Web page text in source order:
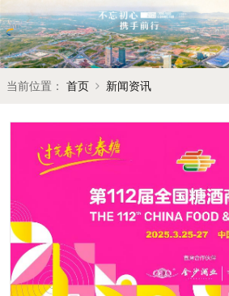
当前位置： 首页 新闻资讯